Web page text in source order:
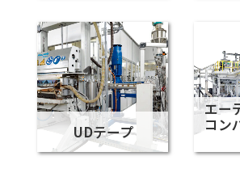
UDテープ
エー
コン